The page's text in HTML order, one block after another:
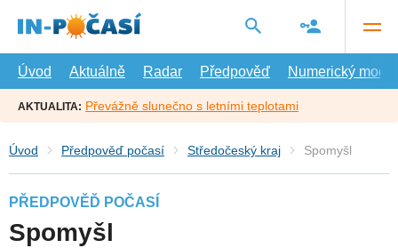
hlavní
Úvod
Aktuálně Radar Předpověď Numerický model
AKTUALITA: Převážně slunečno s letními teplotami
Úvod Předpověď počasí Středočeský kraj Spomyšl
PŘEDPOVĚĎ POČASÍ
Spomyšl